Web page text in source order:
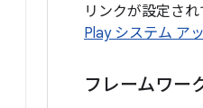
リンクが設定さ
Play システム ア
フレームワー